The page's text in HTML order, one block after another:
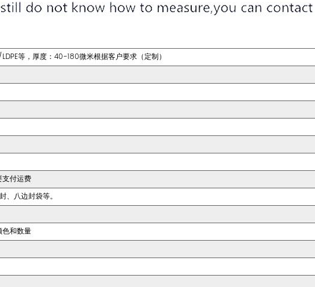
等，厚度：40-180微米根据客户要求（定制）
支付运费
八边封袋等。
色和数量